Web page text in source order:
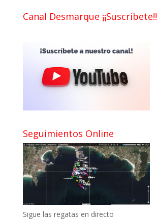
Canal Desmarque ¡¡Suscríbete!!
Seguimientos Online
Sigue las regatas en directo